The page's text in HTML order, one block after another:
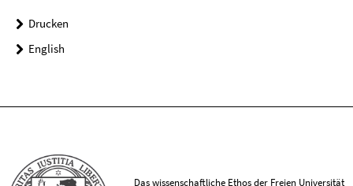
Drucken
English
Das wissenschaftliche Ethos der Freien Universität